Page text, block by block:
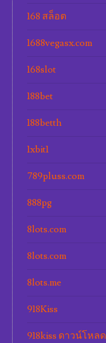
168 สล็อต
1688vegasx.com
168slot
188bet
188betth
1xbit1
789pluss.com
888pg
8lots.com
8lots.com
8lots.me
918Kiss
918kiss ดาวน์โหลด